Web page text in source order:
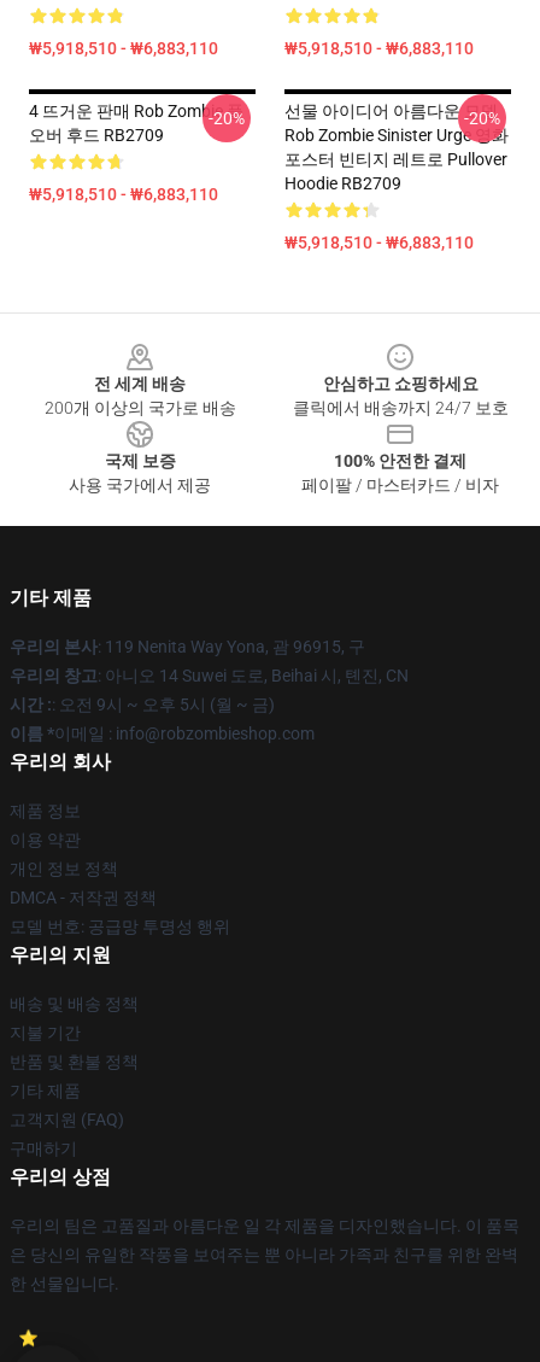
₩5,918,510 - ₩6,883,110 ₩5,918,510 - ₩6,883,110
4 뜨거운 판매 Rob Zombie 풀
오버 후드 RB2709
₩5,918,510 - ₩6,883,110
-20%
선물 아이디어 아름다운 모델
Rob Zombie Sinister Urge 영화
포스터 빈티지 레트로 Pullover
Hoodie RB2709
₩5,918,510 - ₩6,883,110
-20%
전 세계 배송
200개 이상의 국가로 배송
안심하고 쇼핑하세요
클릭에서 배송까지 24/7 보호
국제 보증
사용 국가에서 제공
100% 안전한 결제
페이팔 / 마스터카드 / 비자
기타 제품
우리의 본사: 119 Nenita Way Yona, 괌 96915, 구
우리의 창고: 아니오 14 Suwei 도로, Beihai 시, 톈진, CN
시간 :: 오전 9시 ~ 오후 5시 (월 ~ 금)
이름 *이메일 : info@robzombieshop.com
우리의 회사
제품 정보
이용 약관
개인 정보 정책
DMCA - 저작권 정책
모델 번호: 공급망 투명성 행위
우리의 지원
배송 및 배송 정책
지불 기간
반품 및 환불 정책
기타 제품
고객지원 (FAQ)
구매하기
우리의 상점
우리의 팀은 고품질과 아름다운 일 각 제품을 디자인했습니다. 이 품목
은 당신의 유일한 작풍을 보여주는 뿐 아니라 가족과 친구를 위한 완벽
한 선물입니다.